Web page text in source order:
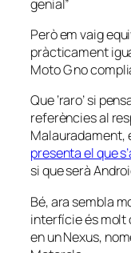
genial”
Però em vaig
pràcticament
Moto G no
Que ‘raro’ si
referències al
Malauradament,
presenta el que
si que serà
Bé, ara sembla
interfície és molt
en un Nexus,